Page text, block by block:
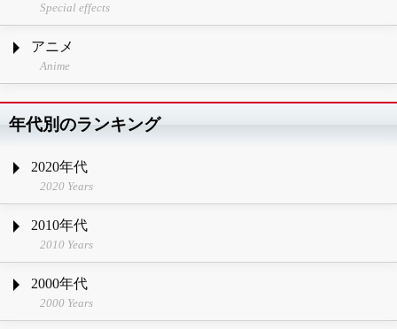
Special effects
アニメ
Anime
年代別のランキング
2020年代
2020 Years
2010年代
2010 Years
2000年代
2000 Years